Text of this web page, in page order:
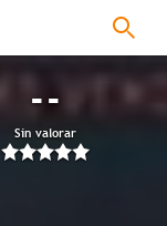
--
Sin valorar